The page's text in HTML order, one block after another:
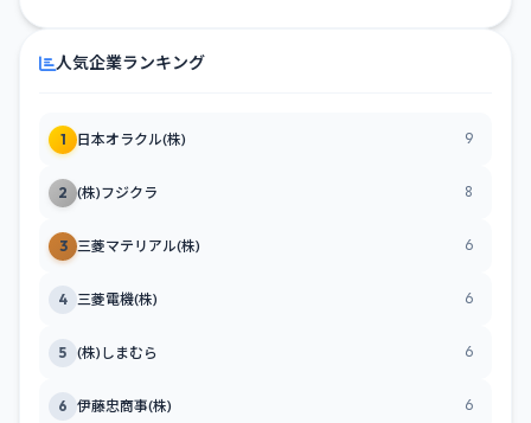
人気企業ランキング
1 日本オラクル(株) 9
2 (株)フジクラ 8
3 三菱マテリアル(株) 6
4 三菱電機(株) 6
5 (株)しまむら 6
6 伊藤忠商事(株) 6